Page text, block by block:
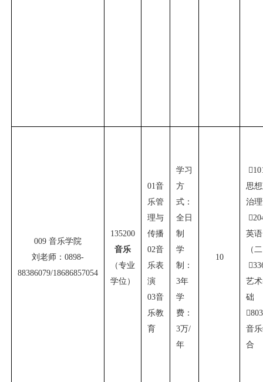
009音乐学院
刘老师：0898-
88386079/18686857054
135200
音乐
（专业
学位）
01音
乐管
理与
传播
02音
乐表
演
03音
乐教
育
学习
方
式：
全日
制
学
制：
3年
学
费：
3万/
年
10

思
治

英语
（

艺
础
803
音
合